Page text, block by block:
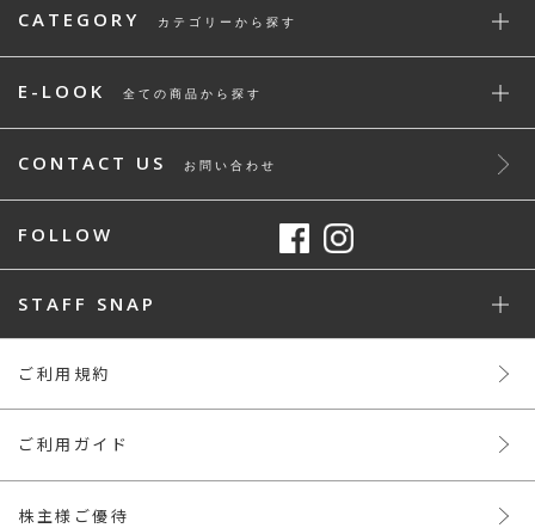
CATEGORY カテゴリーから探す
E-LOOK 全ての商品から探す
CONTACT US お問い合わせ
FOLLOW
STAFF SNAP
ご利用規約
ご利用ガイド
株主様ご優待